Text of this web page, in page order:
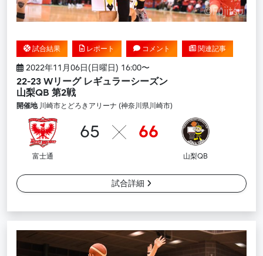
試合結果 レポート コメント 関連記事
2022年11月06日(日曜日) 16:00〜
22-23 Wリーグ レギュラーシーズン
山梨QB 第2戦
開催地川崎市とどろきアリーナ (神奈川県川崎市)
65 66
富士通 山梨QB
試合詳細